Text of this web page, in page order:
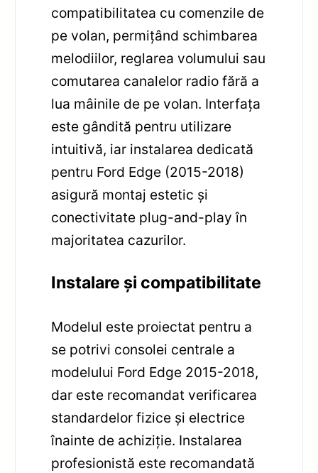
compatibilitatea cu comenzile de
pe volan, permițând schimbarea
melodiilor, reglarea volumului sau
comutarea canalelor radio fără a
lua mâinile de pe volan. Interfața
este gândită pentru utilizare
intuitivă, iar instalarea dedicată
pentru Ford Edge (2015-2018)
asigură montaj estetic și
conectivitate plug-and-play în
majoritatea cazurilor.
Instalare și compatibilitate
Modelul este proiectat pentru a
se potrivi consolei centrale a
modelului Ford Edge 2015-2018,
dar este recomandat verificarea
standardelor fizice și electrice
înainte de achiziție. Instalarea
profesionistă este recomandată